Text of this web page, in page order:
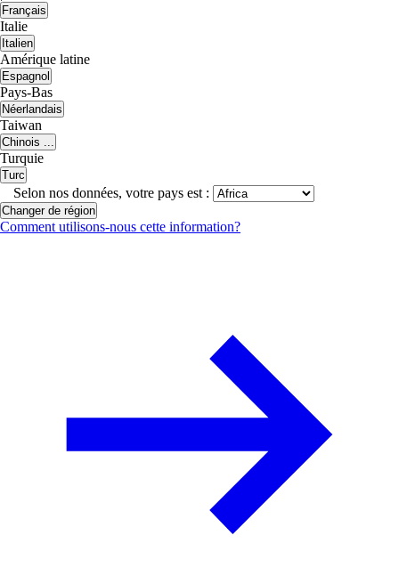
Français
Italie
Italien
Amérique latine
Espagnol
Pays-Bas
Néerlandais
Taiwan
Chinois ...
Turquie
Turc
Selon nos données, votre pays est :
Changer de région
Comment utilisons-nous cette information?